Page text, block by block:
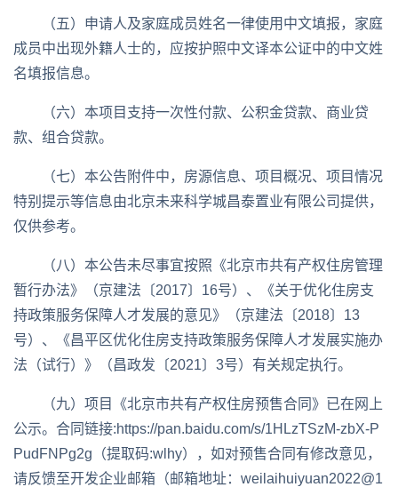
（五）申请人及家庭成员姓名一律使用中文填报，家庭
成员中出现外籍人士的，应按护照中文译本公证中的中文姓
名填报信息。
（六）本项目支持一次性付款、公积金贷款、商业贷
款、组合贷款。
（七）本公告附件中，房源信息、项目概况、项目情况
特别提示等信息由北京未来科学城昌泰置业有限公司提供，
仅供参考。
（八）本公告未尽事宜按照《北京市共有产权住房管理
暂行办法》（京建法〔2017〕16号）、《关于优化住房支
持政策服务保障人才发展的意见》（京建法〔2018〕13
号）、《昌平区优化住房支持政策服务保障人才发展实施办
法（试行）》（昌政发〔2021〕3号）有关规定执行。
（九）项目《北京市共有产权住房预售合同》已在网上
公示。合同链接:https://pan.baidu.com/s/1HLzTSzM-zbX-P
PudFNPg2g（提取码:wlhy），如对预售合同有修改意见，
请反馈至开发企业邮箱（邮箱地址：weilaihuiyuan2022@1